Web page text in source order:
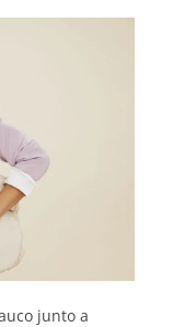
junto a